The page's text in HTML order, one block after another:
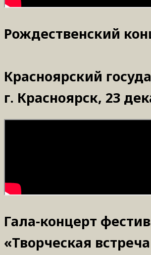
Рождественский
Красноярский
г. Красноярск, 23
Гала-концерт
«Творческая